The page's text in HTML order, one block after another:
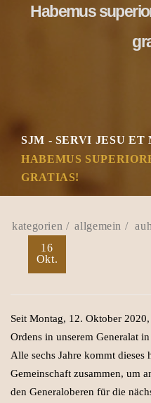
Habemus
SJM - SERVI JESU ET
HABEMUS
GRATIAS!
allgemein
16
Okt.
Seit Montag, 12. Oktober
Ordens in unserem Generalat
Alle sechs Jahre kommt dieses
Gemeinschaft zusammen, um
den Generaloberen für die